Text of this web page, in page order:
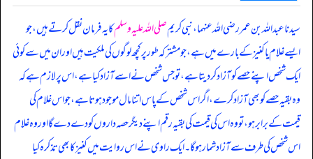
سیدنا عبداللہ بن عمر رضی اللہ عنہما، نبی کریمصلی اللہ علیہ وسلمکا یہ فرمان نقل کرتے ہیں، جو
ایسے غلام یا کنیز کے بارے میں ہے، جو مشترکہ طور پر کچھ لوگوں کی ملکیت ہیں اور ان میں سے کوئی
ایک شخص اپنے حصے کو آزاد کر دیتا ہے، تو جس شخص نے اسے آزاد کیا ہے، اس پر لازم ہے کہ
وہ بقیہ حصے کو بھی آزاد کرے، اگر اس شخص کے پاس اتنا مال موجود ہوتا ہے، جو اس غلام کی
قیمت کے برابر ہو، تو وہ اس کی قیمت کی بقیہ رقم اپنے دیگر حصہ داروں کو دے دے گا اور وہ غلام
اس شخص کی طرف سے آزاد شمار ہو گا۔ ایک راوی نے اس روایت میں کنیز کا بھی تذکرہ کیا